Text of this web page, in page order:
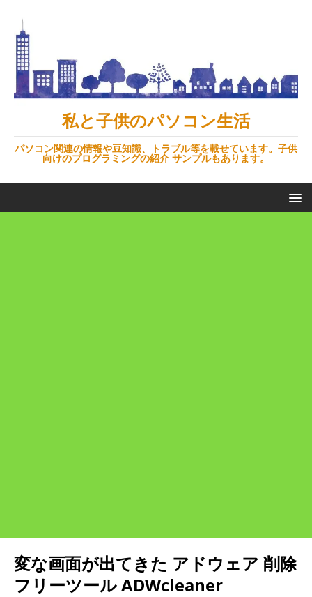
私と子供のパソコン生活
パソコン関連の情報や豆知識、トラブル等を載せています。子供
向けのプログラミングの紹介 サンプルもあります。
変な画面が出てきた アドウェア 削除
フリーツール ADWcleaner